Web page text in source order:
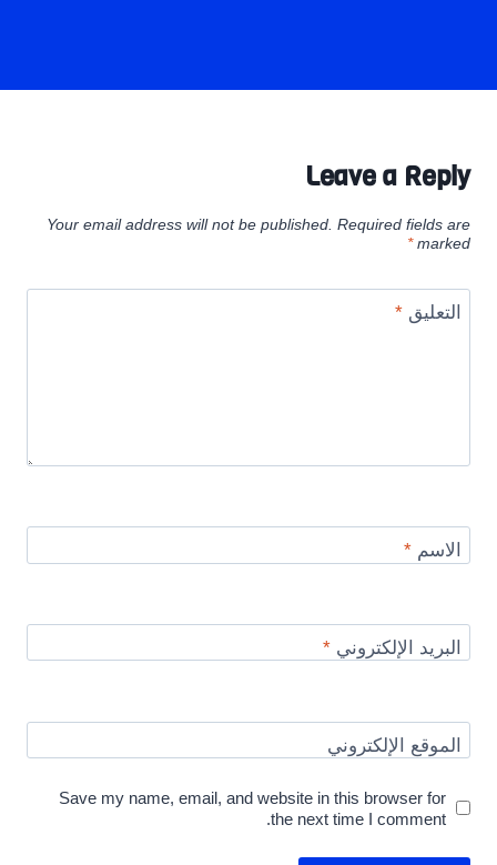
Leave a Reply
Your email address will not be published. Required fields are
marked
*
التعليق*
الاسم*
البريد الإلكتروني*
الموقع الإلكتروني
Save my name, email, and website in this browser for
the next time I comment.